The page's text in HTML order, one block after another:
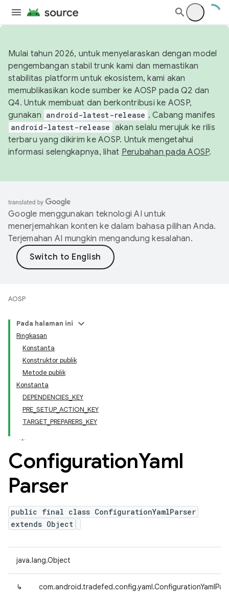
Mulai tahun 2026, untuk menyelaraskan dengan model
pengembangan stabil trunk kami dan memastikan
stabilitas platform untuk ekosistem, kami akan
memublikasikan kode sumber ke AOSP pada Q2 dan
Q4. Untuk membuat dan berkontribusi ke AOSP,
gunakan android-latest-release . Cabang manifes
android-latest-release akan selalu merujuk ke rilis
terbaru yang dikirim ke AOSP. Untuk mengetahui
informasi selengkapnya, lihat Perubahan pada AOSP.
Google menggunakan teknologi AI untuk
menerjemahkan konten ke dalam bahasa pilihan Anda.
Terjemahan AI mungkin mengandung kesalahan.
AOSP
Pada halaman ini
Ringkasan
Konstanta
Konstruktor publik
Metode publik
Konstanta
DEPENDENCIES_KEY
PRE_SETUP_ACTION_KEY
TARGET_PREPARERS_KEY
ConfigurationYaml
Parser
public final class ConfigurationYamlParser
extends Object
java.lang.Object
↳